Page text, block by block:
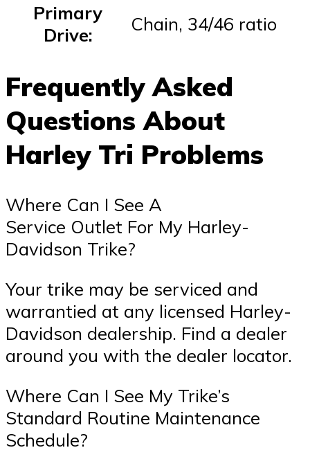
Primary
Drive:
Chain, 34/46 ratio
Frequently Asked
Questions About
Harley Tri Problems
Where Can I See A
Service Outlet For My Harley-
Davidson Trike?
Your trike may be serviced and
warrantied at any licensed Harley-
Davidson dealership. Find a dealer
around you with the dealer locator.
Where Can I See My Trike’s
Standard Routine Maintenance
Schedule?